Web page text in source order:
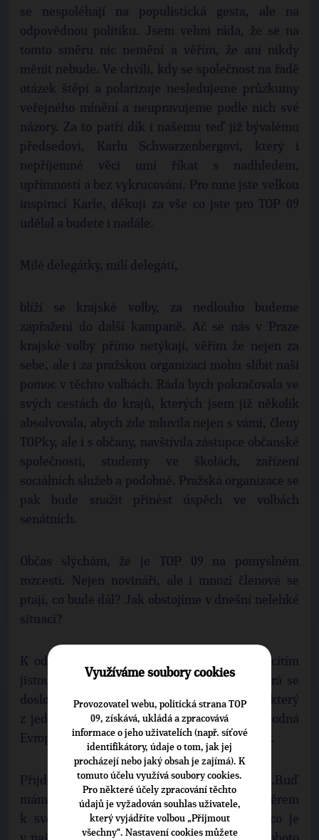
se nespoléhají na populistická gesta, ale na
odpovědnou politiku. Jsem velmi ráda, že se na
tomto směru nic nemění a věřím, že ani nikdy
měnit nebude. Ve chvíli, kdy se společnost na řadě
otázek štěpí a polarizuje nesledujeme průzkumy
veřejného mínění a neupravujeme podle nich své
názory. Za to patří dík i našemu teď již bývalému
předsedovi, Karlu Schwarzenbergovi, který i
nepříjemné věci umí říkat s nadhledem,
upřímností a bez vykrucování. Pro mne jste velkou
inspirací Karle, děkuji za vše co jste pro TOP 09
udělal a budete i nadále.
Milé delegátky, milí delegáti,
blíží se krajské volby, za nedlouho budeme
zapřaženi do další kampaně. Ač se nás v Praze
krajské volby přímo netýkají, věřím že nejen za
sebe, ale i za pražskou organizaci mohu slíbit naši
pomoc v těchto volbách. Ráda bych pokračovala ve
svých cestách do krajů, kterých jsem již několik
absolvovala, abych zde mluvila nejen s vámi, členy
TOPky, ale i s občany, navštívila zástupce občanské
společnosti, studenty ve školách, zařízení
sociálních služeb a podobně. Pražská organizace se
pak bude snažit přinést úspěch ve volbách
senátních.
Občas slýchám, že je TOP 09 na pomyslném
rozcestí. Nejen novináři, ale i mnozí členové se
ptají, co bude dál? Jak obstojíme v dnešní nelehké
situaci?
K odpovědi na tyto otázky, z kterých často cítím
jistou dávku zoufalosti, použiji paralelu, která se
doslova nabízí. Náš sněm se koná v hotelu, který
z jedné strany sousedí se sídlem Rádia Svobodná
Evropa a z druhé strany s Olšanskými hřbitovy.
Přijde mi to příznačné i pro nás jako stranu.Buď
máme v našem směřování jasno a jdeme směrem
k svobodné Evropě, uděláme pro to vše, co je
Využíváme soubory cookies
Provozovatel webu, politická strana TOP
09, získává, ukládá a zpracovává
informace o jeho uživatelích (např. síťové
identifikátory, údaje o tom, jak jej
procházejí nebo jaký obsah je zajímá). K
tomuto účelu využívá soubory cookies.
Pro některé účely zpracování těchto
údajů je vyžadován souhlas uživatele,
který vyjádříte volbou „Přijmout
všechny“. Nastavení cookies můžete